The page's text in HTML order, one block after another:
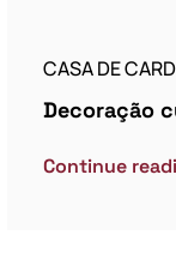
CASA DE
Decoração
Continue